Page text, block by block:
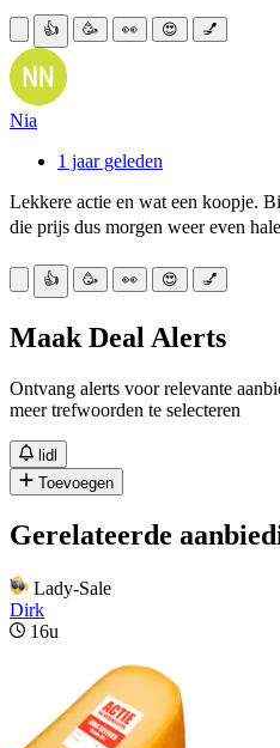
👍 🥳 👀 😍 💅
Nia
1 jaar geleden
Lekkere actie en wat een koopje.
die prijs dus morgen weer even
👍 🥳 👀 😍 💅
Maak Deal Alerts
Ontvang alerts voor relevante
meer trefwoorden te selecteren
lidl
Toevoegen
Gerelateerde
Lady-Sale
Dirk
16u